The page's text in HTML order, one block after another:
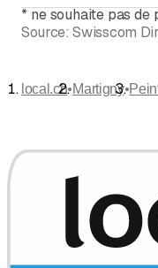
* ne souhaite pas de
Source: Swisscom
local.ch•Martigny•